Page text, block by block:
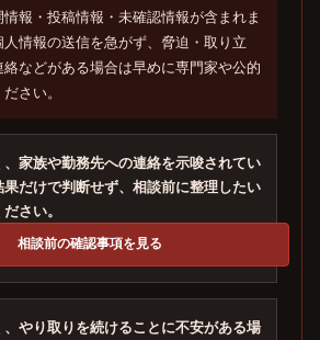
報・投稿情報・未確認情報が含まれま
情報の送信を急がず、脅迫・取り立
などがある場合は早めに専門家や公的
さい。
家族や勤務先への連絡を示唆されてい
だけで判断せず、相談前に整理したい
さい。
相談前の確認事項を見る
やり取りを続けることに不安がある場